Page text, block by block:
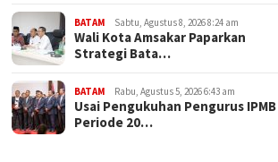
BATAM Sabtu, Agustus 8, 2026 8:24 am
Wali Kota Amsakar Paparkan
Strategi Bata…
BATAM Rabu, Agustus 5, 2026 6:43 am
Usai Pengukuhan Pengurus IPMB
Periode 20…